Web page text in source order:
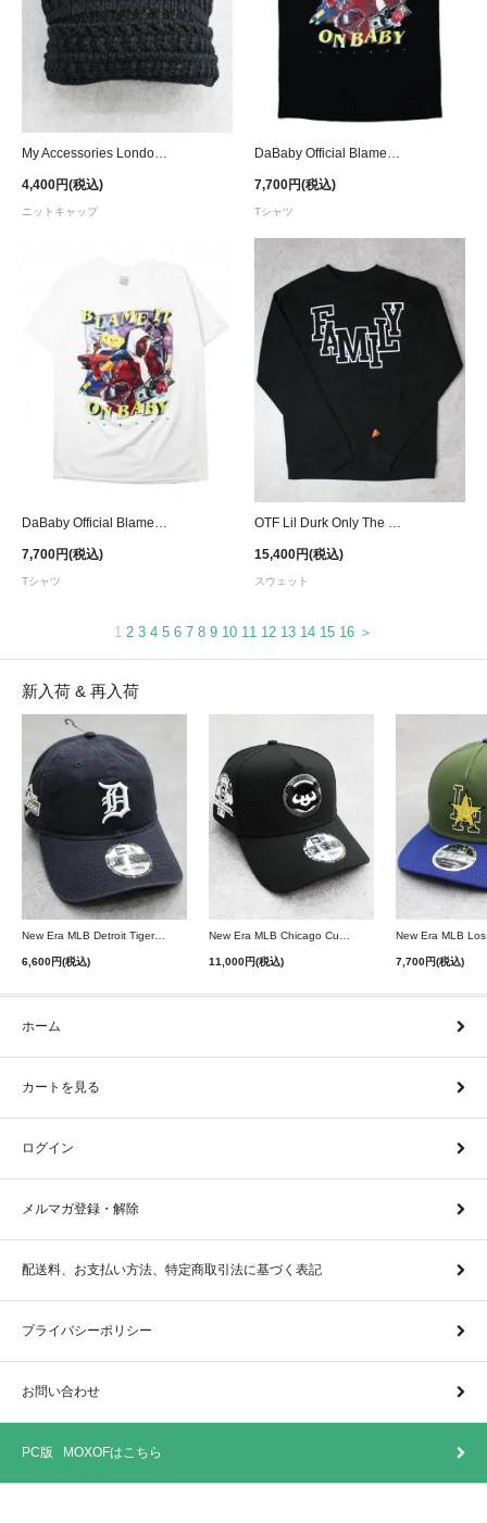
4,400円(税込)
ニットキャップ
7,700円(税込)
Tシャツ
7,700円(税込)
Tシャツ
15,400円(税込)
スウェット
1 2 3 4 5 6 7 8 9 10 11 12 13 14 15 16 ＞
新入荷 & 再入荷
New Era MLB Detroit Tigers Postseason 9Twenty Strapback Cap - Navy
6,600円(税込)
New Era MLB Chicago Cubs 9Forty A-Frame Snapback Cap - Black
11,000円(税込) 7,700円(税込)
ホーム
カートを見る
ログイン
メルマガ登録・解除
配送料、お支払い方法、特定商取引法に基づく表記
プライバシーポリシー
お問い合わせ
PC版 MOXOFはこちら